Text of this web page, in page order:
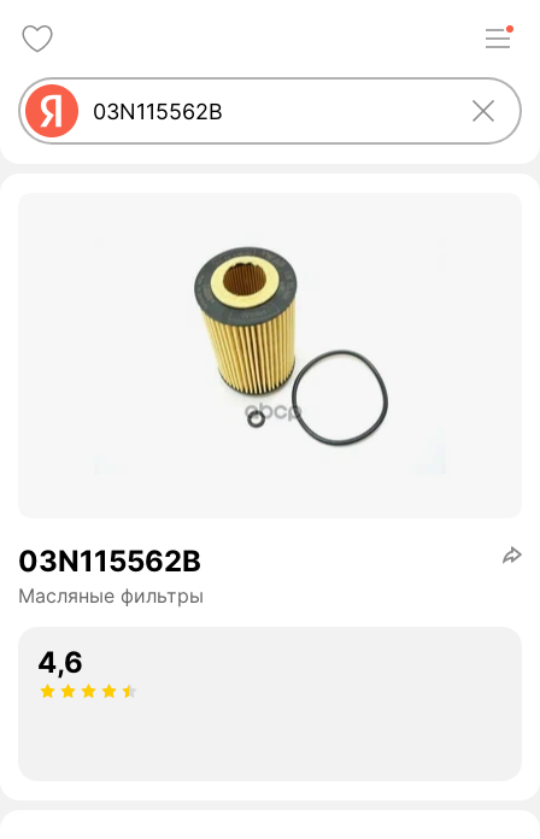
03N115562B
Масляные фильтры
4,6